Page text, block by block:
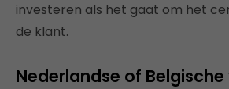
investeren als het gaat om het
de klant.
Nederlandse of